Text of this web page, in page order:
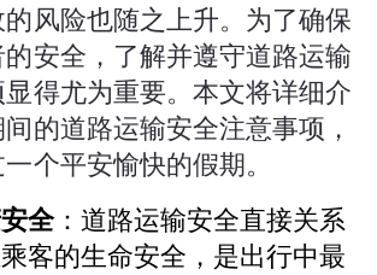
风险也随之上升。为了确保
安全，了解并遵守道路运输
得尤为重要。本文将详细介
的道路运输安全注意事项，
个平安愉快的假期。
全：道路运输安全直接关系
客的生命安全，是出行中最